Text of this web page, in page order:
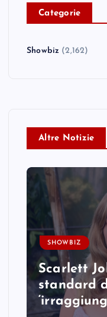
Categorie
Showbiz (2,162)
Altre Notizie
SHOWBIZ
Scarlett
standard